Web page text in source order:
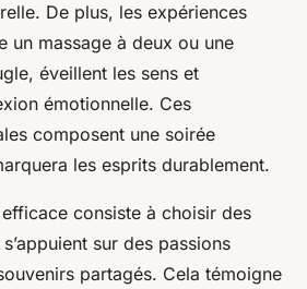
De plus, les expériences
un massage à deux ou une
éveillent les sens et
émotionnelle. Ces
composent une soirée
les esprits durablement.
consiste à choisir des
sur des passions
partagés. Cela témoigne